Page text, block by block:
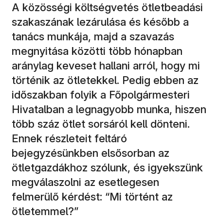
A közösségi költségvetés ötletbeadási
szakaszának lezárulása és később a
tanács munkája, majd a szavazás
megnyitása közötti több hónapban
aránylag keveset hallani arról, hogy mi
történik az ötletekkel. Pedig ebben az
időszakban folyik a Főpolgármesteri
Hivatalban a legnagyobb munka, hiszen
több száz ötlet sorsáról kell dönteni.
Ennek részleteit feltáró
bejegyzésünkben elsősorban az
ötletgazdákhoz szólunk, és igyekszünk
megválaszolni az esetlegesen
felmerülő kérdést: “Mi történt az
ötletemmel?”